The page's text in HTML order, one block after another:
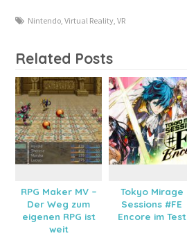
Nintendo, Virtual Reality, VR
Related Posts
RPG Maker MV –
Der Weg zum
eigenen RPG ist
weit
Tokyo Mirage
Sessions #FE
Encore im Test